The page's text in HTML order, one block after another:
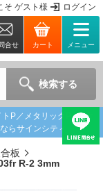
そ ゲスト 様 ログイン
合せ カート メニュー
検索する
P／メタリックP 303fr
らサインシティ
板
R-2 3mm